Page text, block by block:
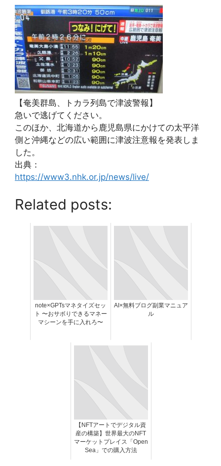
【奄美群島、トカラ列島で津波警報】
急いで逃げてください。
このほか、北海道から鹿児島県にかけての太平洋
側と沖縄などの広い範囲に津波注意報を発表しま
した。
出典：
https://www3.nhk.or.jp/news/live/
Related posts:
note×GPTsマネタイズセッ
ト 〜おサボりできるマネー
マシーンを手に入れろ〜
AI×無料ブログ副業マニュア
ル
【NFTアートでデジタル資
産の構築】世界最大のNFT
マーケットプレイス「Open
Sea」での購入方法